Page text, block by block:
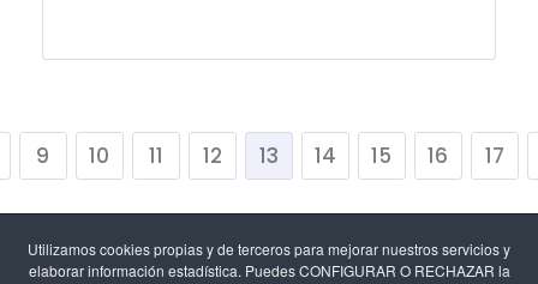
Utilizamos cookies propias y de terceros para mejorar nuestros servicios y
elaborar información estadística. Puedes CONFIGURAR O RECHAZAR la
9 10 11 12 13 14 15 16 17